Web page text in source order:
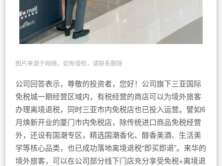
图片来源于网络，如有侵权，请联系删除
公司回答表示，尊敬的投资者，您好！公司旗下三亚国际
免税城一期经营区域内，有税经营的商店可以为境外旅客
办理离境退税，同时三亚市内免税店也已投入运营。譬如6
月焕新开业的厦门市内免税店，除传统进口商品免税经营
外，还设有国潮专区，精选国潮香化、醇香美酒、生活美
学等核心品类，也已成功落地离境退税“即买即退”。来华的
境外旅客，可以在公司部分线下门店充分享受免税+离境退